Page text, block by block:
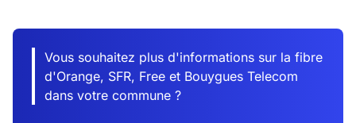
Vous souhaitez plus d'informations sur la fibre
d'Orange, SFR, Free et Bouygues Telecom
dans votre commune ?